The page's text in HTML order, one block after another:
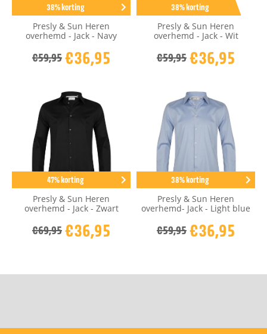
38% korting
Presly & Sun Heren
overhemd - Jack - Navy
€59,95€36,95
38% korting
Presly & Sun Heren
overhemd - Jack - Wit
€59,95€36,95
47% korting
Presly & Sun Heren
overhemd - Jack - Zwart
€69,95€36,95
38% korting
Presly & Sun Heren
overhemd- Jack - Light blue
€59,95€36,95